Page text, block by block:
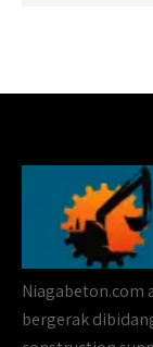
Niagabeton.com
bergerak